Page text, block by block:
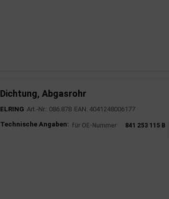
Dichtung, Abgasrohr
ELRING Art.-Nr.: 086.878 EAN: 4041248006177
Produktinformationen
Technische Angaben: für OE-Nummer 841 253 115 B